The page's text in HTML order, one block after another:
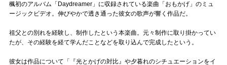
楓初のアルバム「Daydreamer」に収録されている楽曲「おもかげ」のミュ
ージックビデオ。伸びやかで透き通った彼女の歌声が響く作品だ。
祖父との別れを経験し、制作したという本楽曲。元々制作に取り掛かってい
たが、その経験を経て学んだことなどを取り込んで完成したという。
彼女は作品について「『光とかげの対比』や夕暮れのシチュエーションをイ